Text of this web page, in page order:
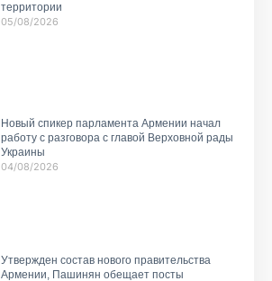
территории
05/08/2026
Новый спикер парламента Армении начал
работу с разговора с главой Верховной рады
Украины
04/08/2026
Утвержден состав нового правительства
Армении, Пашинян обещает посты